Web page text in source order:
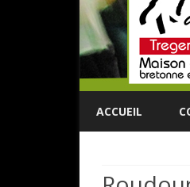
ACCUEIL